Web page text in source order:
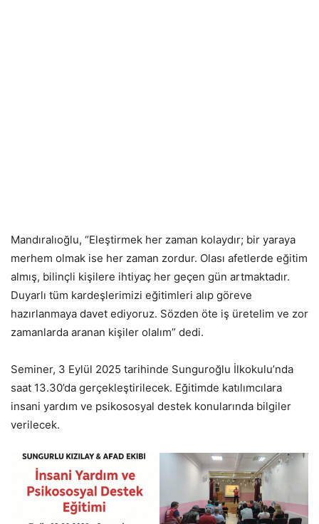
Mandıralıoğlu, “Eleştirmek her zaman kolaydır; bir yaraya
merhem olmak ise her zaman zordur. Olası afetlerde eğitim
almış, bilinçli kişilere ihtiyaç her geçen gün artmaktadır.
Duyarlı tüm kardeşlerimizi eğitimleri alıp göreve
hazırlanmaya davet ediyoruz. Sözden öte iş üretelim ve zor
zamanlarda aranan kişiler olalım” dedi.
Seminer, 3 Eylül 2025 tarihinde Sunguroğlu İlkokulu’nda
saat 13.30’da gerçekleştirilecek. Eğitimde katılımcılara
insani yardım ve psikososyal destek konularında bilgiler
verilecek.